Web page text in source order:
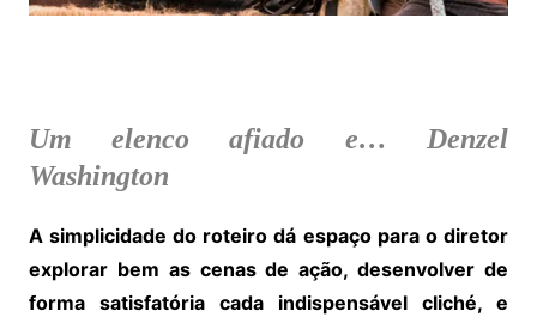
Um elenco afiado e… Denzel
Washington
A simplicidade do roteiro dá espaço para o diretor
explorar bem as cenas de ação, desenvolver de
forma satisfatória cada indispensável cliché, e